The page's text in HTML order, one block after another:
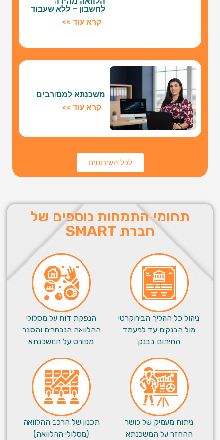
לחשבון – ללא שעבוד
קרא עוד >>
משכנתא למסורבים
קרא עוד >>
לכל השירותים
תחומי התמחות נוספים של
חברת SMART
ניהול כל ההליך הבירוקרטי
מול הבנקים עד למעמד
החיתום בבנק
הנפקת דוח על מסלולי
ההלוואה הנבחרים והסבר
מפורט על המשכנתא
ניתוח מעמיק של כושר
ההחזר על המשכנתא
תכנון של הרכב ההלוואה
(מסלולי ההלוואה)